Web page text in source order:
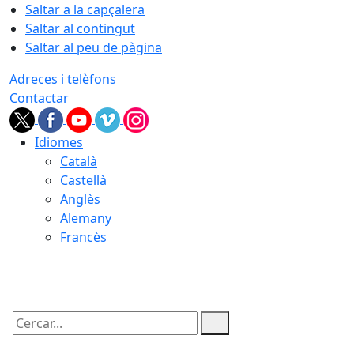
Saltar a la capçalera
Saltar al contingut
Saltar al peu de pàgina
Adreces i telèfons
Contactar
Idiomes
Català
Castellà
Anglès
Alemany
Francès
Cercar: